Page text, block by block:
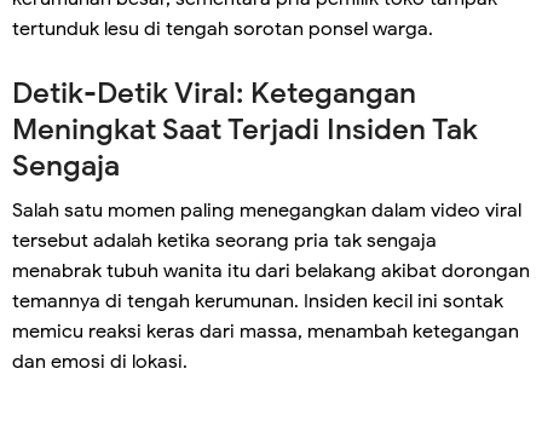
tertunduk lesu di tengah sorotan ponsel warga.
Detik-Detik Viral: Ketegangan
Meningkat Saat Terjadi Insiden Tak
Sengaja
Salah satu momen paling menegangkan dalam video viral
tersebut adalah ketika seorang pria tak sengaja
menabrak tubuh wanita itu dari belakang akibat dorongan
temannya di tengah kerumunan. Insiden kecil ini sontak
memicu reaksi keras dari massa, menambah ketegangan
dan emosi di lokasi.